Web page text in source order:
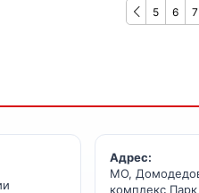
5 6 7
Адрес:
МО,
комплекс